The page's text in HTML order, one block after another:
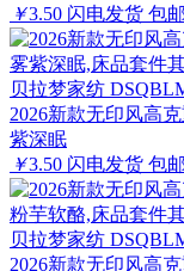
￥3.50 闪电发货 包邮
贝拉梦家纺
2026新款无印风高
紫深眠
￥3.50 闪电发货 包邮
贝拉梦家纺
2026新款无印风高